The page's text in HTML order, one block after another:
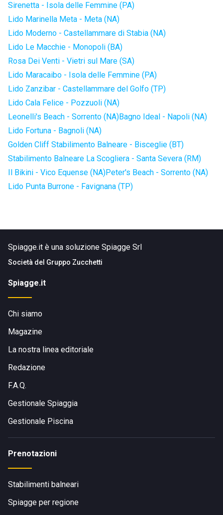
Sirenetta - Isola delle Femmine (PA)
Lido Marinella Meta - Meta (NA)
Lido Moderno - Castellammare di Stabia (NA)
Lido Le Macchie - Monopoli (BA)
Rosa Dei Venti - Vietri sul Mare (SA)
Lido Maracaibo - Isola delle Femmine (PA)
Lido Zanzibar - Castellammare del Golfo (TP)
Lido Cala Felice - Pozzuoli (NA)
Leonelli's Beach - Sorrento (NA)Bagno Ideal - Napoli (NA)
Lido Fortuna - Bagnoli (NA)
Golden Cliff Stabilimento Balneare - Bisceglie (BT)
Stabilimento Balneare La Scogliera - Santa Severa (RM)
Il Bikini - Vico Equense (NA)Peter's Beach - Sorrento (NA)
Lido Punta Burrone - Favignana (TP)
Spiagge.it è una soluzione Spiagge Srl
Società del Gruppo Zucchetti
Spiagge.it
Chi siamo
Magazine
La nostra linea editoriale
Redazione
F.A.Q.
Gestionale Spiaggia
Gestionale Piscina
Prenotazioni
Stabilimenti balneari
Spiagge per regione